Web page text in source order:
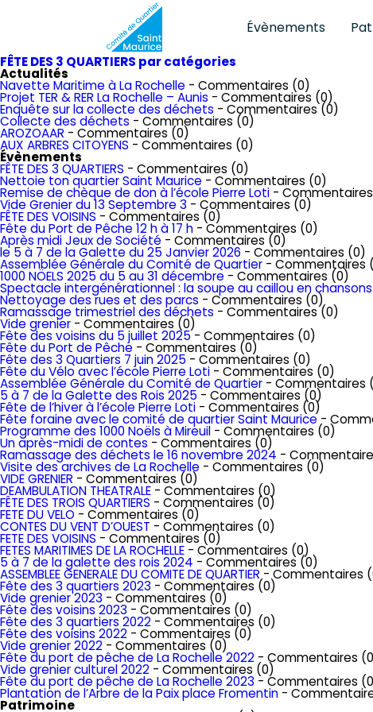
Évènements
FÊTE DES 3 QUARTIERS par catégories
Actualités
Navette Maritime à La Rochelle - Commentaires (0)
Projet TER & RER La Rochelle – Aunis - Commentaires (0)
Enquête sur la collecte des déchets - Commentaires (0)
Collecte des déchets - Commentaires (0)
AROZOAAR - Commentaires (0)
AUX ARBRES CITOYENS - Commentaires (0)
Évènements
FÊTE DES 3 QUARTIERS - Commentaires (0)
Nettoie ton quartier Saint Maurice - Commentaires (0)
Remise de chèque de don à l’école Pierre Loti -
Vide Grenier du 13 Septembre 3 - Commentaires (0)
FÊTE DES VOISINS - Commentaires (0)
Fête du Port de Pêche 12 h à 17 h - Commentaires (0)
Après midi Jeux de Société - Commentaires (0)
le 5 à 7 de la Galette du 25 Janvier 2026 - Commentaires (0)
Assemblée Générale du Comité de Quartier - Commentaires
1000 NÖELS 2025 du 5 au 31 décembre - Commentaires (0)
Spectacle intergénérationnel : la soupe au caillou en chansons
Nettoyage des rues et des parcs - Commentaires (0)
Ramassage trimestriel des déchets - Commentaires (0)
Vide grenier - Commentaires (0)
Fête des voisins du 5 juillet 2025- Commentaires (0)
Fête du Port de Pêche - Commentaires (0)
Fête des 3 Quartiers 7 juin 2025 - Commentaires (0)
Fête du Vélo avec l’école Pierre Loti - Commentaires (0)
Assemblée Générale du Comité de Quartier - Commentaires
5 à 7 de la Galette des Rois 2025 - Commentaires (0)
Fête de l’hiver à l’école Pierre Loti - Commentaires (0)
Fête foraine avec le comité de quartier Saint Maurice -
Programme des 1000 Noëls à Mireuil - Commentaires (0)
Un après-midi de contes - Commentaires (0)
Ramassage des déchets le 16 novembre 2024 -
Visite des archives de La Rochelle - Commentaires (0)
VIDE GRENIER - Commentaires (0)
DEAMBULATION THEATRALE - Commentaires (0)
FÊTE DES TROIS QUARTIERS - Commentaires (0)
FETE DU VELO - Commentaires (0)
CONTES DU VENT D’OUEST - Commentaires (0)
FETE DES VOISINS - Commentaires (0)
FETES MARITIMES DE LA ROCHELLE - Commentaires (0)
5 à 7 de la galette des rois 2024 - Commentaires (0)
ASSEMBLEE GENERALE DU COMITE DE QUARTIER - Commentaires
Fête des 3 quartiers 2023 - Commentaires (0)
Vide grenier 2023 - Commentaires (0)
Fête des voisins 2023 - Commentaires (0)
Fête des 3 quartiers 2022 - Commentaires (0)
Fête des voisins 2022 - Commentaires (0)
Vide grenier 2022 - Commentaires (0)
Fête du port de pêche de La Rochelle 2022 - Commentaires
Vide grenier culturel 2022 - Commentaires (0)
Fête du port de pêche de La Rochelle 2023 - Commentaires
Plantation de l’Arbre de la Paix place Fromentin -
Patrimoine